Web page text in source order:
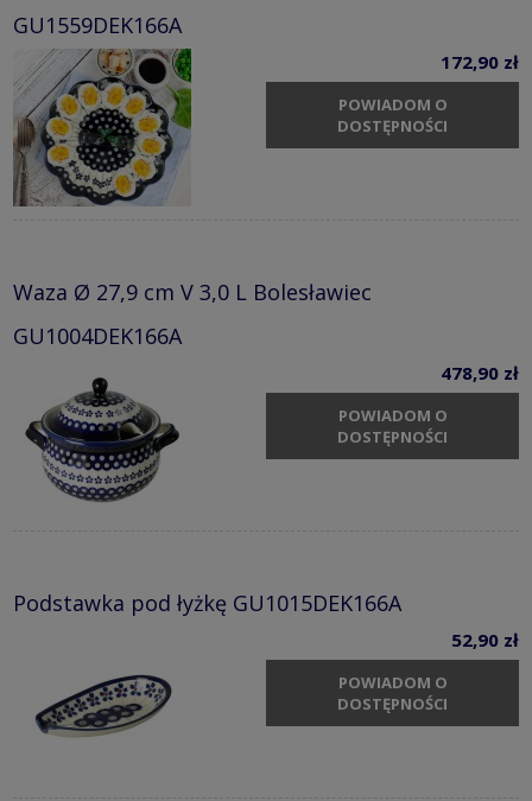
GU1559DEK166A
172,90 zł
POWIADOM O
DOSTĘPNOŚCI
Waza Ø 27,9 cm V 3,0 L Bolesławiec
GU1004DEK166A
478,90 zł
POWIADOM O
DOSTĘPNOŚCI
Podstawka pod łyżkę GU1015DEK166A
52,90 zł
POWIADOM O
DOSTĘPNOŚCI